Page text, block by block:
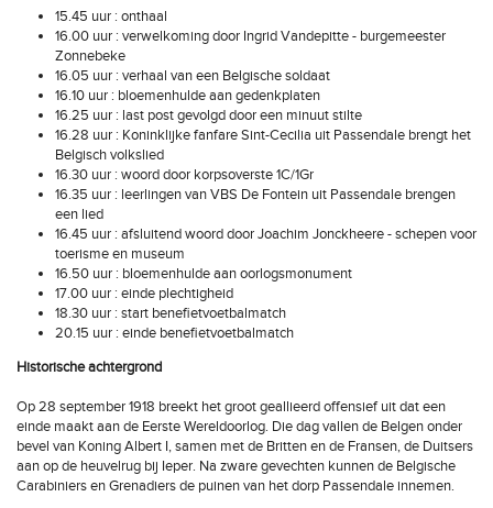
15.45 uur : onthaal
16.00 uur : verwelkoming door Ingrid Vandepitte - burgemeester
Zonnebeke
16.05 uur : verhaal van een Belgische soldaat
16.10 uur : bloemenhulde aan gedenkplaten
16.25 uur : last post gevolgd door een minuut stilte
16.28 uur : Koninklijke fanfare Sint-Cecilia uit Passendale brengt het
Belgisch volkslied
16.30 uur : woord door korpsoverste 1C/1Gr
16.35 uur : leerlingen van VBS De Fontein uit Passendale brengen
een lied
16.45 uur : afsluitend woord door Joachim Jonckheere - schepen voor
toerisme en museum
16.50 uur : bloemenhulde aan oorlogsmonument
17.00 uur : einde plechtigheid
18.30 uur : start benefietvoetbalmatch
20.15 uur : einde benefietvoetbalmatch
Historische achtergrond
Op 28 september 1918 breekt het groot geallieerd offensief uit dat een
einde maakt aan de Eerste Wereldoorlog. Die dag vallen de Belgen onder
bevel van Koning Albert I, samen met de Britten en de Fransen, de Duitsers
aan op de heuvelrug bij Ieper. Na zware gevechten kunnen de Belgische
Carabiniers en Grenadiers de puinen van het dorp Passendale innemen.